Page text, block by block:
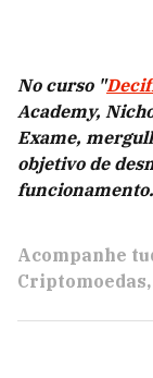
No curso "
Academy,
Exame,
objetivo de
funcionamento.
Acompanhe
Criptomoedas